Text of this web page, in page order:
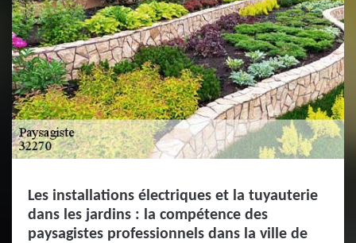
Les installations électriques et la tuyauterie
dans les jardins : la compétence des
paysagistes professionnels dans la ville de